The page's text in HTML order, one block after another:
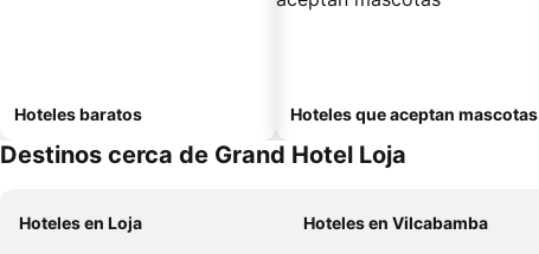
Hoteles baratos Hoteles que aceptan mascotas
Destinos cerca de Grand Hotel Loja
Hoteles en Loja Hoteles en Vilcabamba